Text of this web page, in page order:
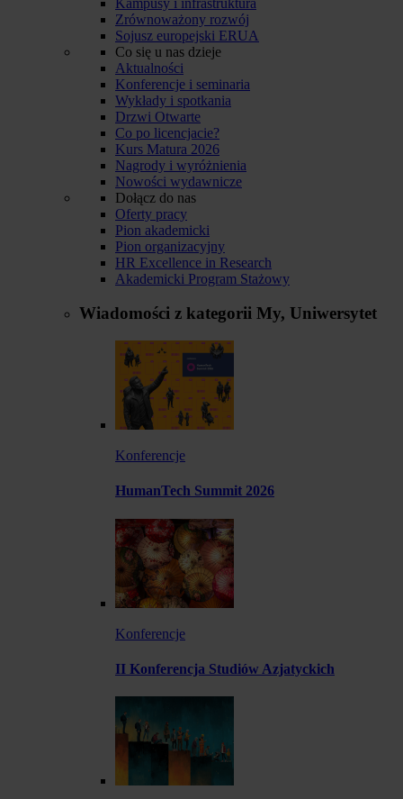
Zrównoważony rozwój
Sojusz europejski ERUA
Co się u nas dzieje
Aktualności
Konferencje i seminaria
Wykłady i spotkania
Drzwi Otwarte
Co po licencjacie?
Kurs Matura 2026
Nagrody i wyróżnienia
Nowości wydawnicze
Dołącz do nas
Oferty pracy
Pion akademicki
Pion organizacyjny
HR Excellence in Research
Akademicki Program Stażowy
Wiadomości z kategorii My, Uniwersytet
Konferencje
HumanTech Summit 2026
Konferencje
II Konferencja Studiów Azjatyckich